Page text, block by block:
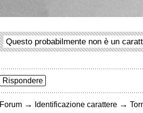
Questo probabilmente non è un
Rispondere
Forum → Identificazione carattere →